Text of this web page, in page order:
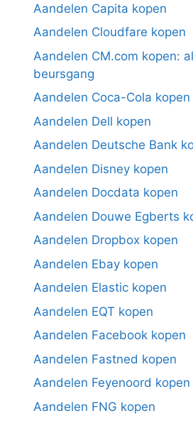
Aandelen Capita kopen
Aandelen Cloudfare kopen
Aandelen CM.com kopen:
beursgang
Aandelen Coca-Cola kopen
Aandelen Dell kopen
Aandelen Deutsche Bank
Aandelen Disney kopen
Aandelen Docdata kopen
Aandelen Douwe Egberts
Aandelen Dropbox kopen
Aandelen Ebay kopen
Aandelen Elastic kopen
Aandelen EQT kopen
Aandelen Facebook kopen
Aandelen Fastned kopen
Aandelen Feyenoord kopen
Aandelen FNG kopen